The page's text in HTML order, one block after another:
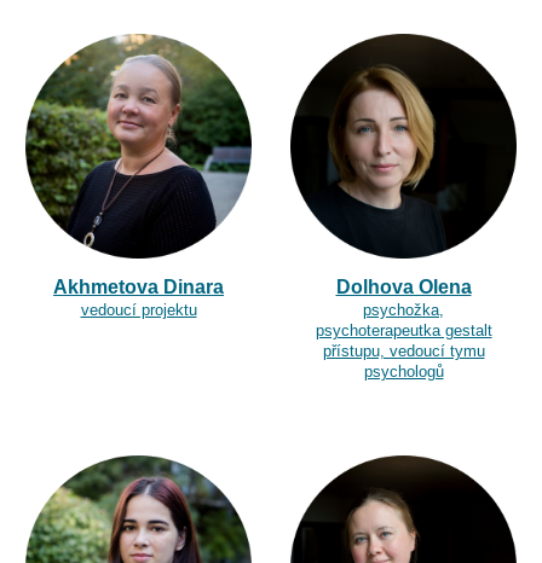
Akhmetova Dinara
vedoucí projektu
Dolhova Olena
psychožka,
psychoterapeutka gestalt
přístupu, vedoucí tymu
psychologů